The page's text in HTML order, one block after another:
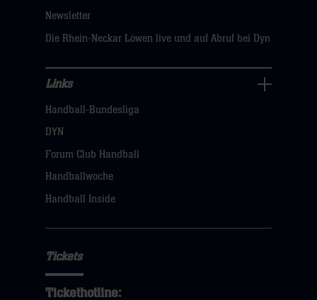
hier
Newsletter
Die Rhein-Neckar Löwen live und auf Abruf bei Dyn
Navigation
öffnen,
dann
klicken
Links
Handball-Bundesliga
DYN
Forum Club Handball
Handballwoche
Handball Inside
Tickets
Tickethotline: